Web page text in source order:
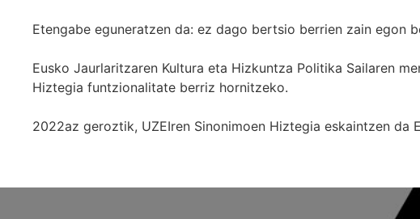
Etengabe eguneratzen da: ez dago bertsio berrien zain egon
Eusko Jaurlaritzaren Kultura eta Hizkuntza Politika Sailaren
Hiztegia funtzionalitate berriz hornitzeko.
2022az geroztik, UZEIren Sinonimoen Hiztegia eskaintzen da